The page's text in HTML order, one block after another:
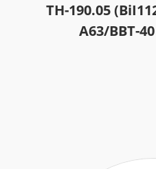
TH-190.05
A63/BBT-